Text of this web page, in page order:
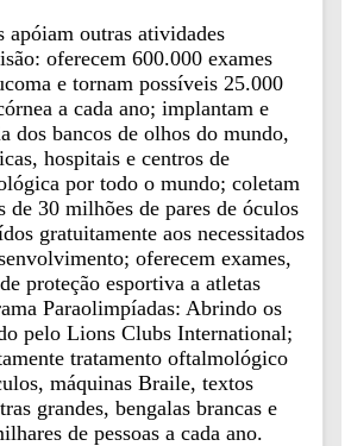
apóiam outras atividades
oferecem 600.000 exames
e tornam possíveis 25.000
a cada ano; implantam e
dos bancos de olhos do mundo,
hospitais e centros de
por todo o mundo; coletam
de 30 milhões de pares de óculos
gratuitamente aos necessitados
oferecem exames,
proteção esportiva a atletas
Paraolimpíadas: Abrindo os
pelo Lions Clubs International;
tratamento oftalmológico
máquinas Braile, textos
grandes, bengalas brancas e
de pessoas a cada ano.